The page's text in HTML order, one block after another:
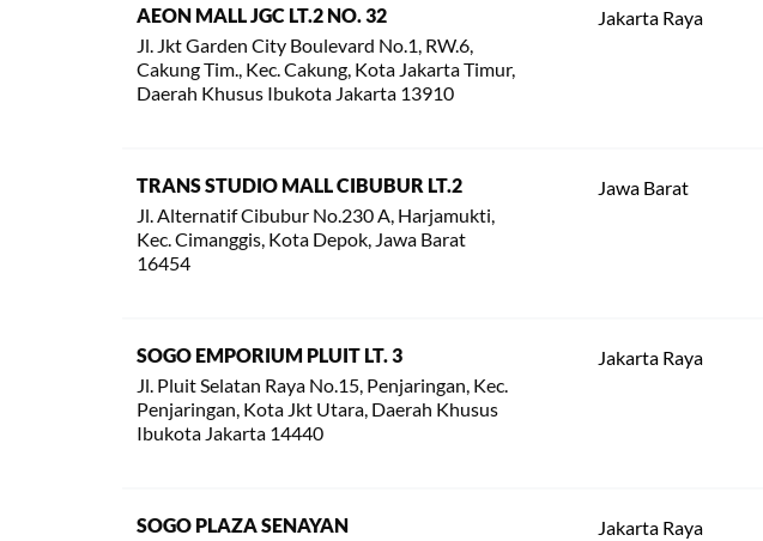
AEON MALL JGC LT.2 NO. 32
Jl. Jkt Garden City Boulevard No.1, RW.6,
Cakung Tim., Kec. Cakung, Kota Jakarta Timur,
Daerah Khusus Ibukota Jakarta 13910
Jakarta Raya
TRANS STUDIO MALL CIBUBUR LT.2
Jl. Alternatif Cibubur No.230 A, Harjamukti,
Kec. Cimanggis, Kota Depok, Jawa Barat
16454
Jawa Barat
SOGO EMPORIUM PLUIT LT. 3
Jl. Pluit Selatan Raya No.15, Penjaringan, Kec.
Penjaringan, Kota Jkt Utara, Daerah Khusus
Ibukota Jakarta 14440
Jakarta Raya
SOGO PLAZA SENAYAN
Jakarta Raya